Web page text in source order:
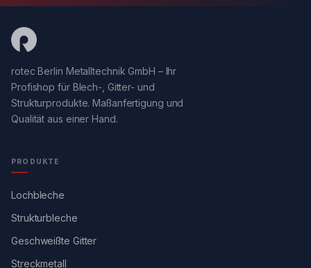
rotec Berlin Metalltechnik GmbH – Ihr
Profishop für Blech-, Gitter- und
Strukturprodukte. Maßanfertigung und
Qualität aus einer Hand.
PRODUKTE
Lochbleche
Strukturbleche
Geschweißte Gitter
Streckmetall